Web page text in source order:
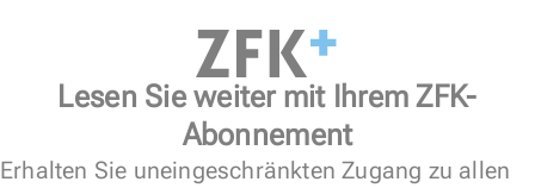
Lesen Sie weiter mit Ihrem ZFK-
Abonnement
Erhalten Sie uneingeschränkten Zugang zu allen